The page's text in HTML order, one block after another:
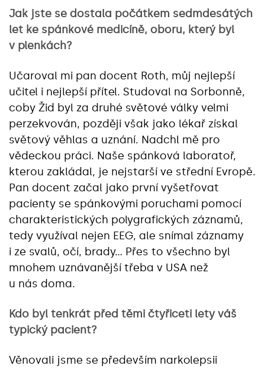
Jak jste se dostala počátkem sedmdesátých
let ke spánkové medicíně, oboru, který byl
v plenkách?
Učaroval mi pan docent Roth, můj nejlepší
učitel i nejlepší přítel. Studoval na Sorbonně,
coby Žid byl za druhé světové války velmi
perzekvován, později však jako lékař získal
světový věhlas a uznání. Nadchl mě pro
vědeckou práci. Naše spánková laboratoř,
kterou zakládal, je nejstarší ve střední Evropě.
Pan docent začal jako první vyšetřovat
pacienty se spánkovými poruchami pomocí
charakteristických polygrafických záznamů,
tedy využíval nejen EEG, ale snímal záznamy
i ze svalů, očí, brady… Přes to všechno byl
mnohem uznávanější třeba v USA než
u nás doma.
Kdo byl tenkrát před těmi čtyřiceti lety váš
typický pacient?
Věnovali jsme se především narkolepsii